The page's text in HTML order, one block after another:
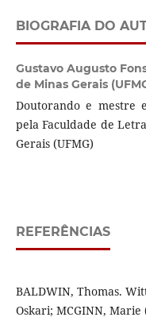
BIOGRAFIA DO
Gustavo Augusto
de Minas Gerais
Doutorando e mestre
pela Faculdade de
Gerais (UFMG)
REFERÊNCIAS
BALDWIN, Thomas.
Oskari; MCGINN,